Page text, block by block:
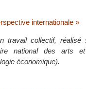
internationale »
travail collectif,
national des arts
économique).